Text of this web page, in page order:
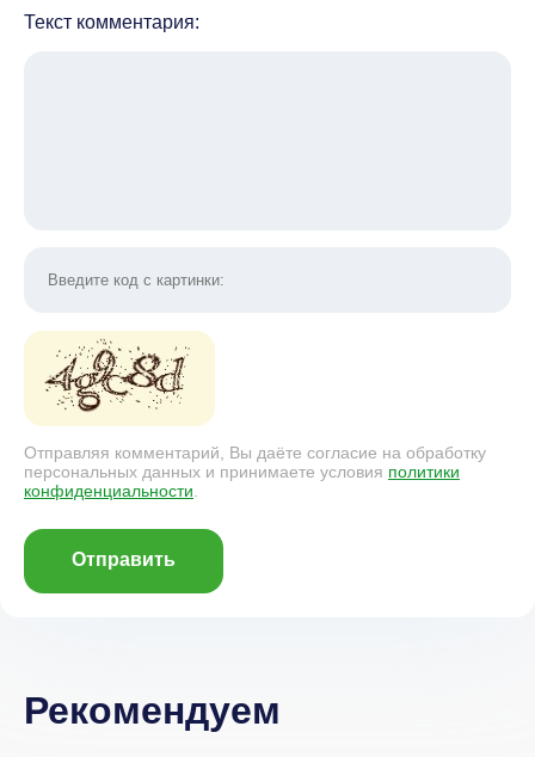
Текст комментария:
Отправляя комментарий, Вы даёте согласие на обработку
персональных данных и принимаете условия политики
конфиденциальности
Отправить
Рекомендуем